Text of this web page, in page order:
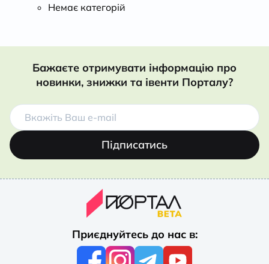
Немає категорій
Бажаєте отримувати інформацію про
новинки, знижки та івенти Порталу?
Підписатись
Приєднуйтесь до нас в: